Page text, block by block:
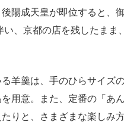
陽成天皇が即位すると、
、京都の店を残したまま
羊羹は、手のひらサイズ
用意。また、定番の「あ
りと、さまざまな楽しみ